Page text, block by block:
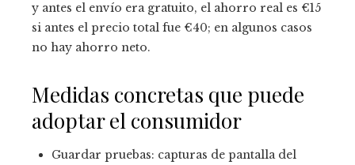
y antes el envío era gratuito, el ahorro real es €15
si antes el precio total fue €40; en algunos casos
no hay ahorro neto.
Medidas concretas que puede
adoptar el consumidor
Guardar pruebas: capturas de pantalla del